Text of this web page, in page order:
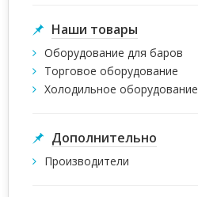
Наши товары
Оборудование для баров
Торговое оборудование
Холодильное оборудование
Дополнительно
Производители